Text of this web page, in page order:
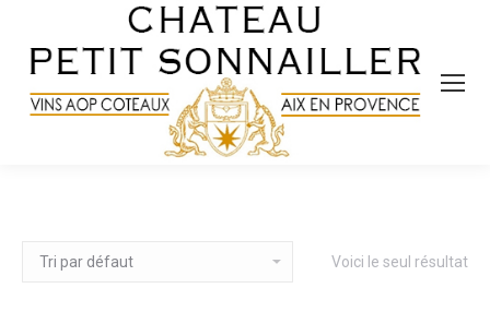
Voici le seul résultat